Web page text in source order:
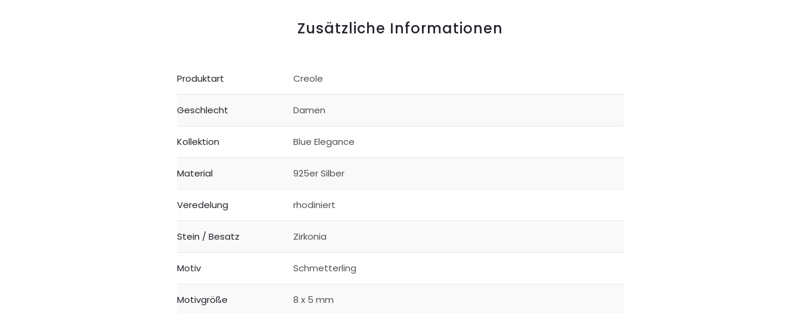
Zusätzliche Informationen
Produktart Creole
Geschlecht Damen
Kollektion Blue Elegance
Material 925er Silber
Veredelung rhodiniert
Stein / Besatz Zirkonia
Motiv Schmetterling
Motivgröße 8 x 5 mm